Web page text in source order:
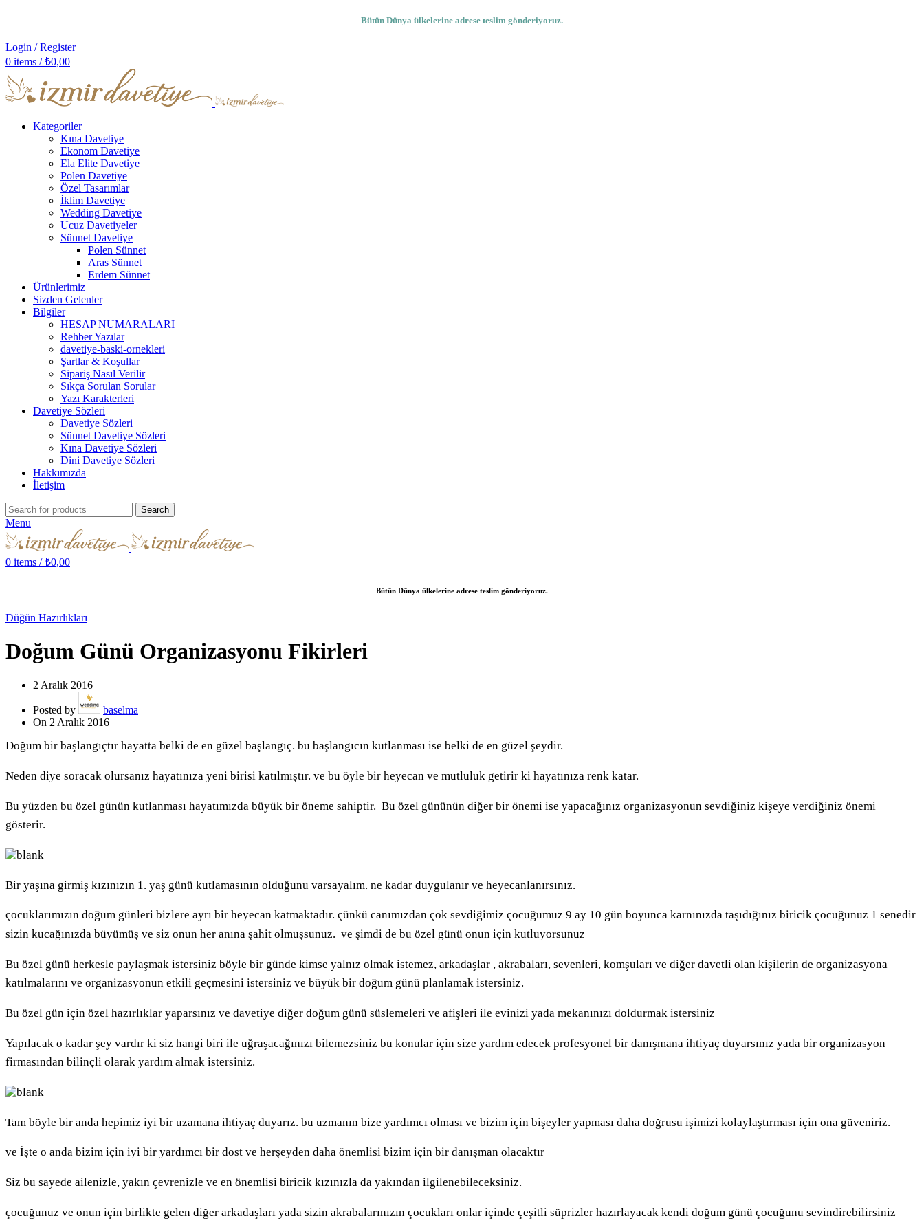
Bütün Dünya ülkelerine adrese teslim gönderiyoruz.
Login / Register
0 items / ₺0,00
Kategoriler
Kına Davetiye
Ekonom Davetiye
Ela Elite Davetiye
Polen Davetiye
Özel Tasarımlar
İklim Davetiye
Wedding Davetiye
Ucuz Davetiyeler
Sünnet Davetiye
Polen Sünnet
Aras Sünnet
Erdem Sünnet
Ürünlerimiz
Sizden Gelenler
Bilgiler
HESAP NUMARALARI
Rehber Yazılar
davetiye-baski-ornekleri
Şartlar & Koşullar
Sipariş Nasıl Verilir
Sıkça Sorulan Sorular
Yazı Karakterleri
Davetiye Sözleri
Davetiye Sözleri
Sünnet Davetiye Sözleri
Kına Davetiye Sözleri
Dini Davetiye Sözleri
Hakkımızda
İletişim
Search
Menu
0 items / ₺0,00
Bütün Dünya ülkelerine adrese teslim gönderiyoruz.
Düğün Hazırlıkları
Doğum Günü Organizasyonu Fikirleri
2 Aralık 2016
Posted by
baselma
On 2 Aralık 2016
Doğum bir başlangıçtır hayatta belki de en güzel başlangıç. bu başlangıcın kutlanması ise belki de en güzel şeydir.
Neden diye soracak olursanız hayatınıza yeni birisi katılmıştır. ve bu öyle bir heyecan ve mutluluk getirir ki hayatınıza renk katar.
Bu yüzden bu özel günün kutlanması hayatımızda büyük bir öneme sahiptir. Bu özel gününün diğer bir önemi ise yapacağınız organizasyonun sevdiğiniz kişeye verdiğiniz önemi
gösterir.
Bir yaşına girmiş kızınızın 1. yaş günü kutlamasının olduğunu varsayalım. ne kadar duygulanır ve heyecanlanırsınız.
çocuklarımızın doğum günleri bizlere ayrı bir heyecan katmaktadır. çünkü canımızdan çok sevdiğimiz çocuğumuz 9 ay 10 gün boyunca karnınızda taşıdığınız biricik çocuğunuz 1 senedir
sizin kucağınızda büyümüş ve siz onun her anına şahit olmuşsunuz. ve şimdi de bu özel günü onun için kutluyorsunuz
Bu özel günü herkesle paylaşmak istersiniz böyle bir günde kimse yalnız olmak istemez, arkadaşlar , akrabaları, sevenleri, komşuları ve diğer davetli olan kişilerin de organizasyona
katılmalarını ve organizasyonun etkili geçmesini istersiniz ve büyük bir doğum günü planlamak istersiniz.
Bu özel gün için özel hazırlıklar yaparsınız ve davetiye diğer doğum günü süslemeleri ve afişleri ile evinizi yada mekanınızı doldurmak istersiniz
Yapılacak o kadar şey vardır ki siz hangi biri ile uğraşacağınızı bilemezsiniz bu konular için size yardım edecek profesyonel bir danışmana ihtiyaç duyarsınız yada bir organizasyon
firmasından bilinçli olarak yardım almak istersiniz.
Tam böyle bir anda hepimiz iyi bir uzamana ihtiyaç duyarız. bu uzmanın bize yardımcı olması ve bizim için bişeyler yapması daha doğrusu işimizi kolaylaştırması için ona güveniriz.
ve İşte o anda bizim için iyi bir yardımcı bir dost ve herşeyden daha önemlisi bizim için bir danışman olacaktır
Siz bu sayede ailenizle, yakın çevrenizle ve en önemlisi biricik kızınızla da yakından ilgilenebileceksiniz.
çocuğunuz ve onun için birlikte gelen diğer arkadaşları yada sizin akrabalarınızın çocukları onlar içinde çeşitli süprizler hazırlayacak kendi doğum günü çocuğunu sevindirebilirsiniz